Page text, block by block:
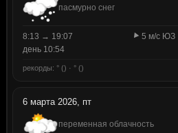
пасмурно снег
8:13 → 19:07
5 м/с ЮЗ
день 10:54
рекорды: ° () · ° ()
6 марта 2026, пт
переменная облачность